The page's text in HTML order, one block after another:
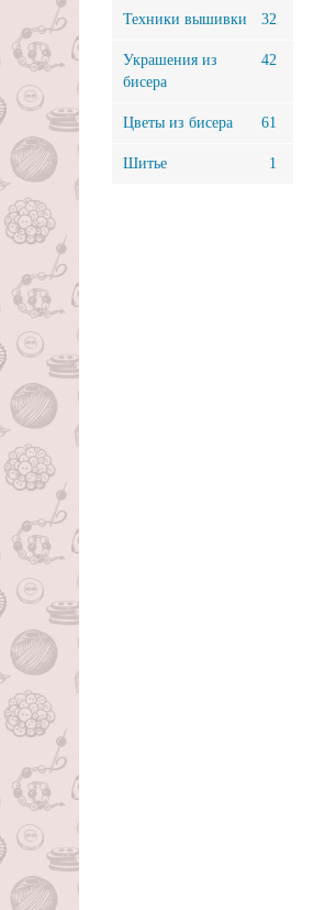
Техники вышивки 32
Украшения из
бисера
42
Цветы из бисера 61
Шитье 1